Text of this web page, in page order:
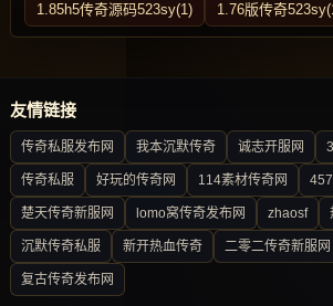
1.85h5传奇源码523sy(1)
1.76版传奇
友情链接
传奇私服发布网 我本沉默传奇 诚志开服网
传奇私服 好玩的传奇网 114素材传奇网
楚天传奇新服网 lomo窝传奇发布网 zhaosf
沉默传奇私服 新开热血传奇 二零二传奇新服网
复古传奇发布网